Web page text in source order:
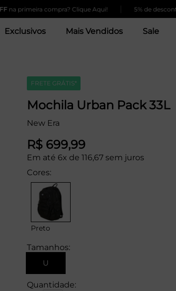
primeira compra? Clique Aqui! | 5% de desconto
Exclusivos Mais Vendidos Sale
FRETE GRÁTIS*
Mochila Urban Pack 33L
New Era
R$ 699,99
Em até 6x de 116,67 sem juros
Cores:
Preto
Tamanhos:
U
Quantidade: